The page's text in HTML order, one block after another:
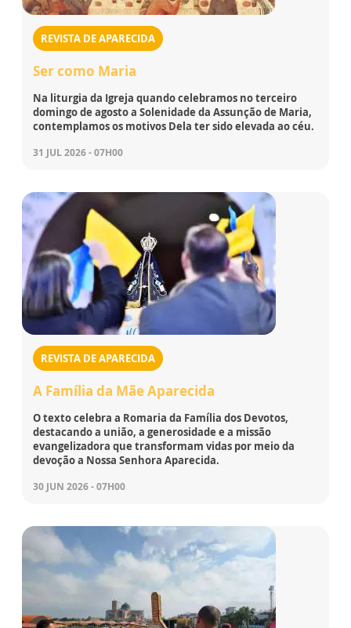
REVISTA DE APARECIDA
Ser como Maria
Na liturgia da Igreja quando celebramos no terceiro
domingo de agosto a Solenidade da Assunção de Maria,
contemplamos os motivos Dela ter sido elevada ao céu.
31 JUL 2026 - 07H00
REVISTA DE APARECIDA
A Família da Mãe Aparecida
O texto celebra a Romaria da Família dos Devotos,
destacando a união, a generosidade e a missão
evangelizadora que transformam vidas por meio da
devoção a Nossa Senhora Aparecida.
30 JUN 2026 - 07H00